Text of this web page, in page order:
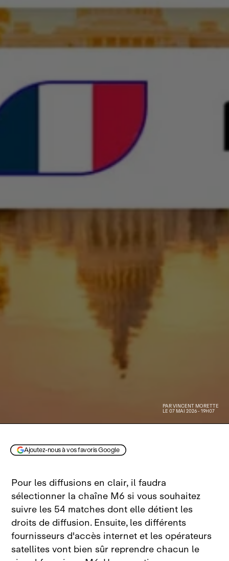
PARVINCENT MORETTE
LE 07 MAI 2026 - 19H07
Ajoutez-nous à vos favoris Google
Pour les diffusions en clair, il faudra
sélectionner la chaîne M6 si vous souhaitez
suivre les 54 matches dont elle détient les
droits de diffusion. Ensuite, les différents
fournisseurs d'accès internet et les opérateurs
satellites vont bien sûr reprendre chacun le